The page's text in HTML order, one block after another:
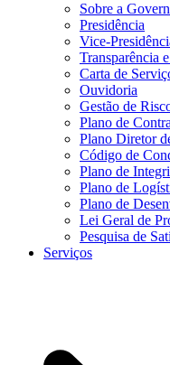
Sobre a
Presidência
Vice-
Transparência
Carta de
Ouvidoria
Gestão de
Plano de
Plano Diretor
Código de
Plano de
Plano de
Plano de
Lei Geral de
Pesquisa de
Serviços